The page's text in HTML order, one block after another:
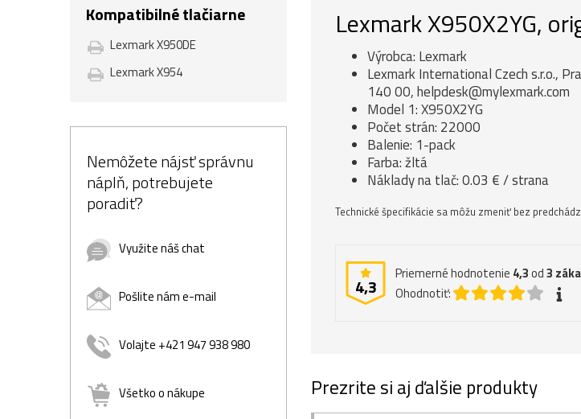
Kompatibilné tlačiarne
Lexmark X950DE
Lexmark X954
Nemôžete nájsť správnu
náplň, potrebujete
poradiť?
Využite náš chat
Pošlite nám e-mail
Volajte +421 947 938 980
Všetko o nákupe
Lexmark X950X2YG,
Výrobca: Lexmark
Lexmark International Czech s.r.o.,
140 00, helpdesk@mylexmark.com
Model 1: X950X2YG
Počet strán: 22000
Balenie: 1-pack
Farba: žltá
Náklady na tlač: 0.03 € / strana
Technické špecifikácie sa môžu zmeniť bez
4,3
Priemerné hodnotenie 4,3od3
Ohodnotiť:
Prezrite si aj ďalšie produkty